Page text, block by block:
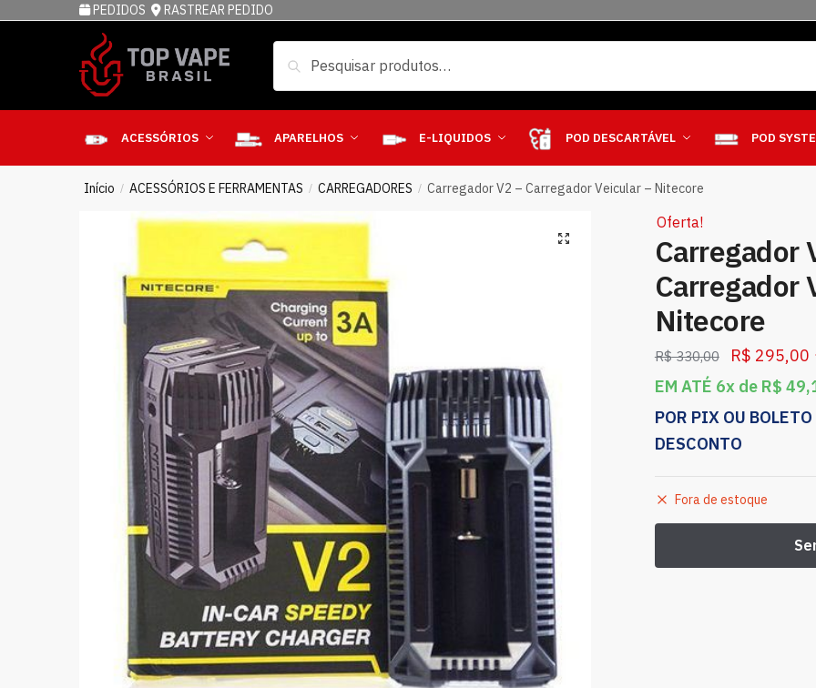
PEDIDOS RASTREAR PEDIDO
ACESSÓRIOS APARELHOS E-LIQUIDOS POD DESCARTÁVEL POD
Início / ACESSÓRIOS E FERRAMENTAS / CARREGADORES / Carregador V2 – Carregador Veicular – Nitecore
Oferta!
Carregador
Carregador
Nitecore
R$330,00 R$ 295,00
EM ATÉ 6x de R$
POR PIX OU BOLETO
DESCONTO
Fora de estoque